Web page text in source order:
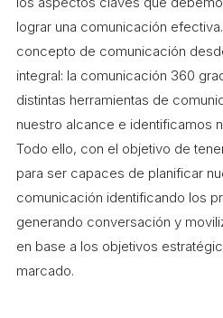
lograr una comunicación
concepto de comunicación
integral: la comunicación 360
distintas herramientas de
nuestro alcance e identificamos
Todo ello, con el objetivo de
para ser capaces de planificar
comunicación identificando los
generando conversación y
en base a los objetivos
marcado.
Missió i valors
Els comptes clars
Memòria d'activitats
Proposta educativa
ACTUALITAT
Notícies
Butlletins
Diari de la Fundació